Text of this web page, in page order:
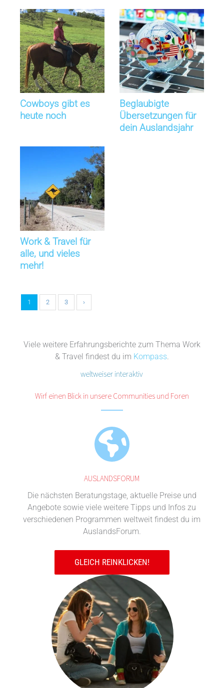
Cowboys gibt es
heute noch
Beglaubigte
Übersetzungen für
dein Auslandsjahr
Work & Travel für
alle, und vieles
mehr!
1 2 3 ›
Viele weitere Erfahrungsberichte zum Thema Work
& Travel findest du im Kompass.
weltweiser interaktiv
Wirf einen Blick in unsere Communities und Foren
AUSLANDSFORUM
Die nächsten Beratungstage, aktuelle Preise und
Angebote sowie viele weitere Tipps und Infos zu
verschiedenen Programmen weltweit findest du im
AuslandsForum.
GLEICH REINKLICKEN!